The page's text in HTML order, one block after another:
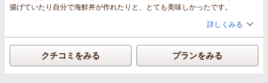
揚げていたり自分で海鮮丼が作れたりと、とても美味しかったです。
詳しくみる
クチコミをみる プランをみる